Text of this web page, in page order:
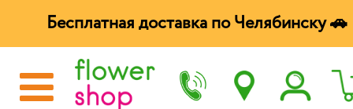
Бесплатная доставка по Челябинску 🚗